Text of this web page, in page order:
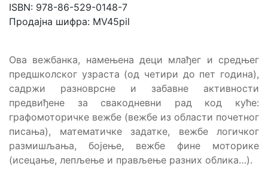
ISBN: 978-86-529-0148-7
Продајна шифра: MV45pil
Ова вежбанка, намењена деци млађег и средњег
предшколског узраста (од четири до пет година),
садржи разноврсне и забавне активности
предвиђене за свакодневни рад код куће:
графомоторичке вежбе (вежбе из области почетног
писања), математичке задатке, вежбе логичког
размишљања, бојење, вежбе фине моторике
(исецање, лепљење и прављење разних облика…).